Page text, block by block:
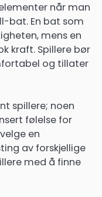
når man
bat. En bat som
mens en
kraft. Spillere bør
og tillater
spillere; noen
følelse for
en
av forskjellige
med å finne